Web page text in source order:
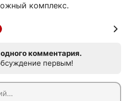
комплекс.
комментария.
первым!